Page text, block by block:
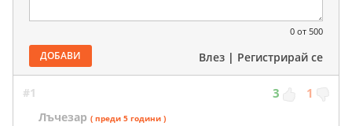
0 от 500
ДОБАВИ Влез | Регистрирай се
#1 3 1
Лъчезар ( преди 5 години )